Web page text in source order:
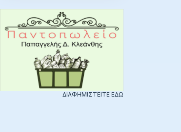
ΔΙΑΦΗΜΙΣΤΕΙΤΕ ΕΔΩ